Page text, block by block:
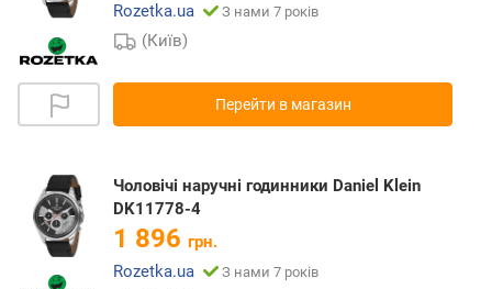
Rozetka.ua
З нами 7 років
(Київ)
Перейти в магазин
Чоловічі наручні годинники Daniel Klein
DK11778-4
1 896 грн.
Rozetka.ua
З нами 7 років